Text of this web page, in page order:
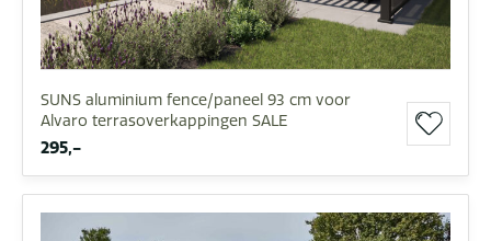
SUNS aluminium fence/paneel 93 cm voor
Alvaro terrasoverkappingen SALE
295,-